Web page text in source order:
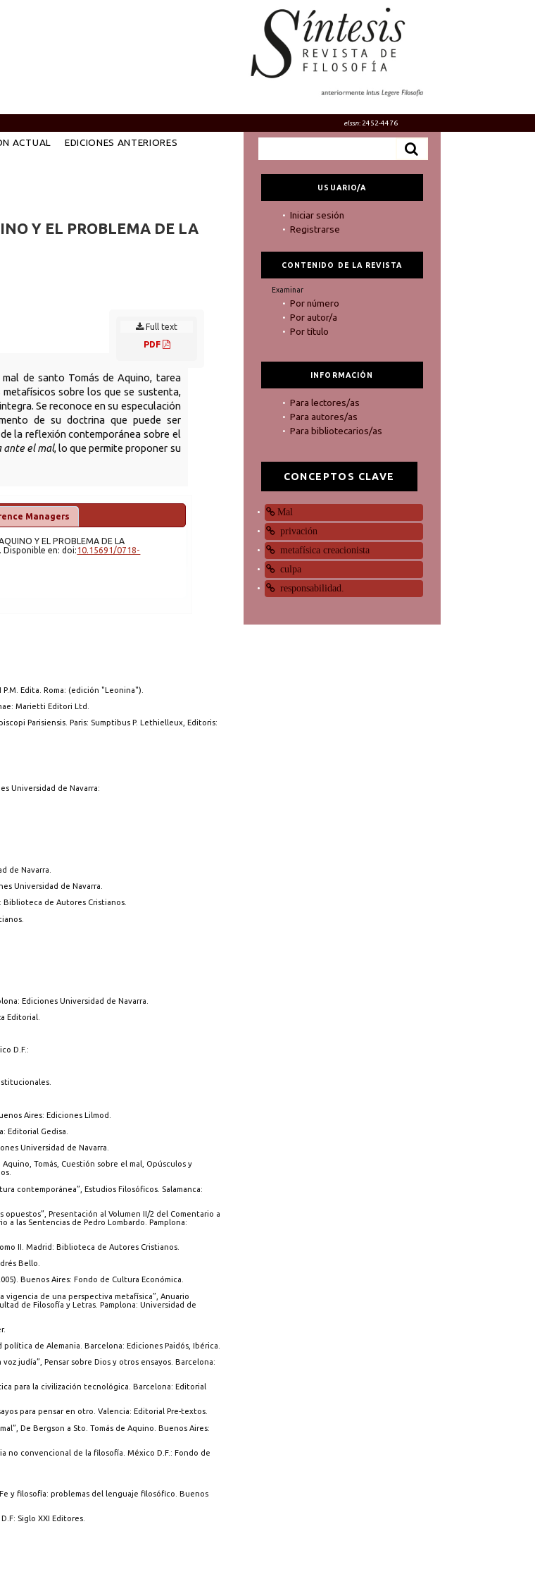
eIssn: 2452-4476
USUARIO/A
Iniciar sesión
Registrarse
CONTENIDO DE LA REVISTA
Examinar
Por número
Por autor/a
Por título
INFORMACIÓN
Para lectores/as
Para autores/as
Para bibliotecarios/as
CONCEPTOS CLAVE
Mal
privación
metafísica creacionista
culpa
responsabilidad.
ACTUAL EDICIONES ANTERIORES
Y EL PROBLEMA DE LA
Full text
PDF
de santo Tomás de Aquino, tarea
sobre los que se sustenta,
Se reconoce en su especulación
de su doctrina que puede ser
la reflexión contemporánea sobre el
ante el mal, lo que permite proponer su
Managers
. 2017;11(2). Disponible en: doi:10.15691/0718-
Edita. Roma: (edición "Leonina").
Marietti Editori Ltd.
Parisiensis. Paris: Sumptibus P. Lethielleux, Editoris:
Universidad de Navarra:
de Navarra.
Universidad de Navarra.
Biblioteca de Autores Cristianos.
Ediciones Universidad de Navarra.
Editorial.
D.F.:
Aires: Ediciones Lilmod.
Editorial Gedisa.
Universidad de Navarra.
Tomás, Cuestión sobre el mal, Opúsculos y
contemporánea”, Estudios Filosóficos. Salamanca:
opuestos”, Presentación al Volumen II/2 del Comentario a
a las Sentencias de Pedro Lombardo. Pamplona:
II. Madrid: Biblioteca de Autores Cristianos.
Bello.
Buenos Aires: Fondo de Cultura Económica.
vigencia de una perspectiva metafísica”, Anuario
de Filosofía y Letras. Pamplona: Universidad de
de Alemania. Barcelona: Ediciones Paidós, Ibérica.
judía”, Pensar sobre Dios y otros ensayos. Barcelona:
para la civilización tecnológica. Barcelona: Editorial
para pensar en otro. Valencia: Editorial Pre-textos.
De Bergson a Sto. Tomás de Aquino. Buenos Aires:
no convencional de la filosofía. México D.F.: Fondo de
y filosofía: problemas del lenguaje filosófico. Buenos
Siglo XXI Editores.